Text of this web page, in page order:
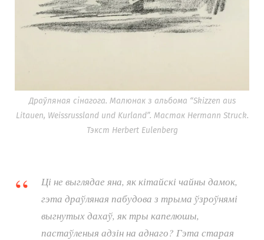
Драўляная сінагога. Малюнак з альбома “Skizzen aus
Litauen, Weissrussland und Kurland”. Мастак Hermann Struck.
Тэкст Herbert Eulenberg
Ці не выглядае яна, як кітайскі чайны дамок,
гэта драўляная пабудова з трыма ўзроўнямі
выгнутых дахаў, як тры капелюшы,
пастаўленыя адзін на аднаго? Гэта старая